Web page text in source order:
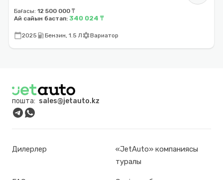
Бағасы: 12 500 000 ₸
Ай сайын бастап: 340 024 ₸
calendar_today2025 local_gas_stationБензин, 1.5 ЛsettingsВариатор
пошта: sales@jetauto.kz
Дилерлер
«JetAuto» компаниясы
туралы